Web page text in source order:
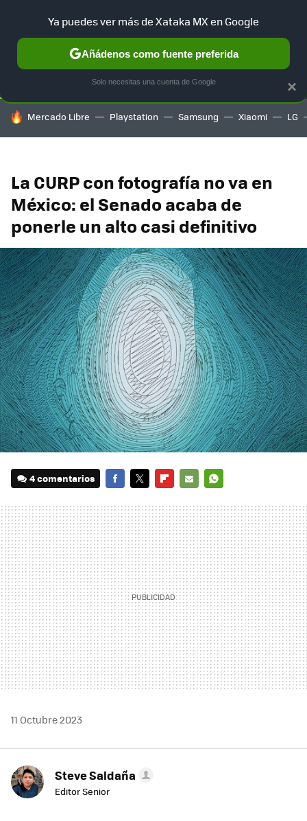
SELECCIÓN GAMING HOME AUTO TERRITORIO
HOY SE HABLA DE
Mercado Libre Playstation Samsung Xiaomi LG
La CURP con fotografía no va en
México: el Senado acaba de
ponerle un alto casi definitivo
4 comentarios
MAIL
11 Octubre 2023
Steve Saldaña
Editor Senior
×
Ya puedes ver más de Xataka MX en Google
Añádenos como fuente preferida
Solo necesitas una cuenta de Google